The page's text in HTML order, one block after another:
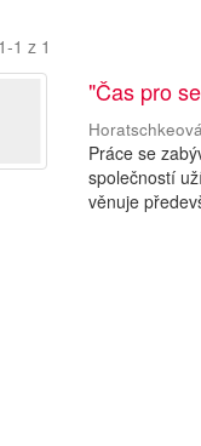
1 z 1
"Čas pro
Práce se
společností
věnuje